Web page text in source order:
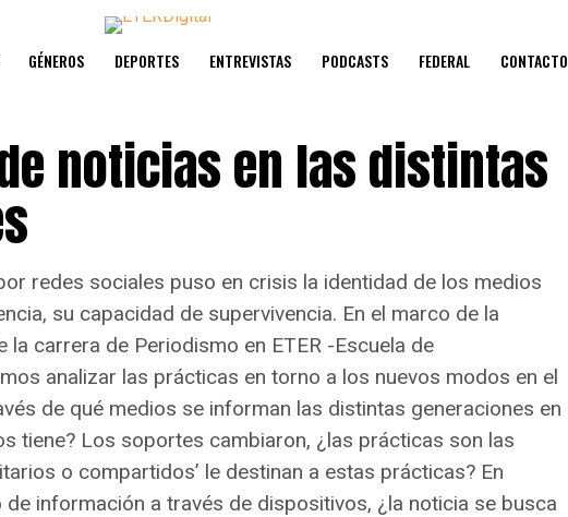
GÉNEROS DEPORTES ENTREVISTAS PODCASTS FEDERAL CONTACTO
noticias en las distintas
redes sociales puso en crisis la identidad de los medios
su capacidad de supervivencia. En el marco de la
la carrera de Periodismo en ETER -Escuela de
analizar las prácticas en torno a los nuevos modos en el
de qué medios se informan las distintas generaciones en
tiene? Los soportes cambiaron, ¿las prácticas son las
o compartidos’ le destinan a estas prácticas? En
información a través de dispositivos, ¿la noticia se busca